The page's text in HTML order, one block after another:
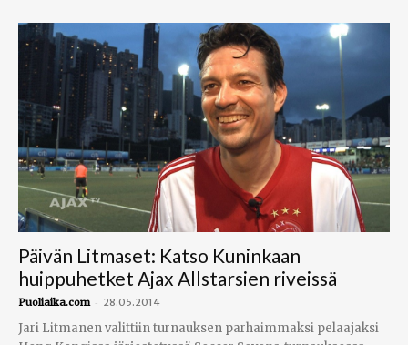
Päivän Litmaset: Katso Kuninkaan
huippuhetket Ajax Allstarsien riveissä
Puoliaika.com - 28.05.2014
Jari Litmanen valittiin turnauksen parhaimmaksi pelaajaksi